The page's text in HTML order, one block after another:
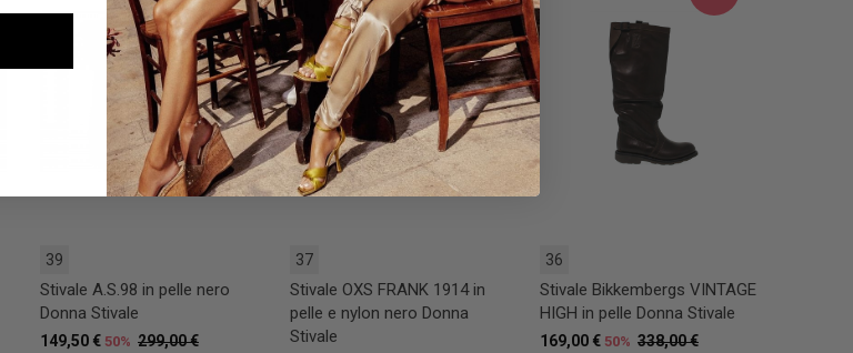
39
Stivale A.S.98 in pelle nero
Donna Stivale
299,00 €
149,50 € 50%
37
Stivale OXS FRANK 1914 in
pelle e nylon nero Donna
Stivale
36
Stivale Bikkembergs VINTAGE
HIGH in pelle Donna Stivale
338,00 €
169,00 € 50%